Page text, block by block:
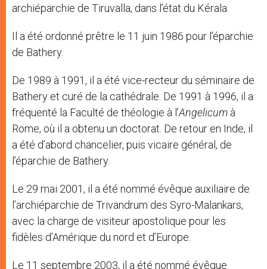
archiéparchie de Tiruvalla, dans l’état du Kérala.
Il a été ordonné prêtre le 11 juin 1986 pour l’éparchie
de Bathery.
De 1989 à 1991, il a été vice-recteur du séminaire de
Bathery et curé de la cathédrale. De 1991 à 1996, il a
fréquenté la Faculté de théologie à l’Angelicum à
Rome, où il a obtenu un doctorat. De retour en Inde, il
a été d’abord chancelier, puis vicaire général, de
l’éparchie de Bathery.
Le 29 mai 2001, il a été nommé évêque auxiliaire de
l’archiéparchie de Trivandrum des Syro-Malankars,
avec la charge de visiteur apostolique pour les
fidèles d’Amérique du nord et d’Europe.
Le 11 septembre 2003, il a été nommé évêque